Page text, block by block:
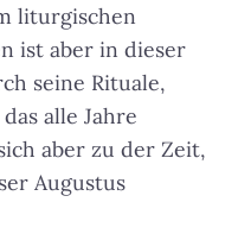
liturgischen
ist aber in dieser
seine Rituale,
alle Jahre
aber zu der Zeit,
Augustus